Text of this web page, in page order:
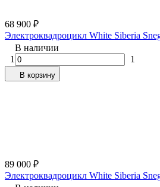
68 900 ₽
Электроквадроцикл White Siberia
В наличии
1
1
В корзину
89 000 ₽
Электроквадроцикл White Siberia